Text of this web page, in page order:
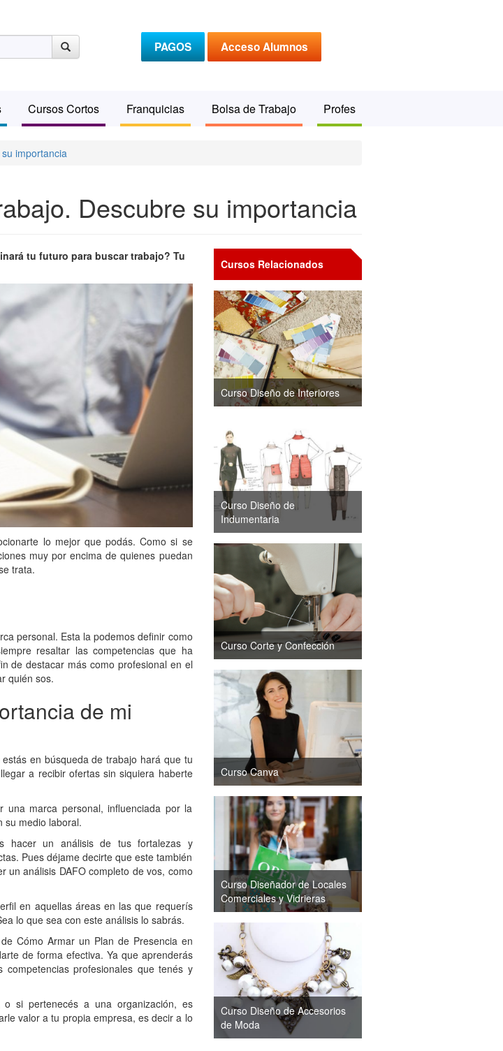
PAGOS Acceso Alumnos
Cursos Cortos Franquicias Bolsa de Trabajo Profes
importancia
Descubre su importancia
tu futuro para buscar trabajo? Tu
lo mejor que podás. Como si se
muy por encima de quienes puedan
trata.
personal. Esta la podemos definir como
resaltar las competencias que ha
de destacar más como profesional en el
quién sos.
de mi
en búsqueda de trabajo hará que tu
a recibir ofertas sin siquiera haberte
una marca personal, influenciada por la
su medio laboral.
hacer un análisis de tus fortalezas y
Pues déjame decirte que este también
un análisis DAFO completo de vos, como
en aquellas áreas en las que requerís
lo que sea con este análisis lo sabrás.
Cómo Armar un Plan de Presencia en
de forma efectiva. Ya que aprenderás
profesionales que tenés y
si pertenecés a una organización, es
valor a tu propia empresa, es decir a lo
Cursos Relacionados
Curso Diseño de Interiores
Curso Diseño de
Indumentaria
Curso Corte y Confección
Curso Canva
Curso Diseñador de Locales
Comerciales y Vidrieras
Curso Diseño de Accesorios
de Moda